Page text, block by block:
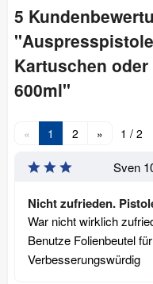
5
Kartuschen
600ml"
« 1 2 » 1 / 2
Sven
Nicht zufrieden.
War nicht wirklich
Benutze Folienbeutel
Verbesserungswürdig